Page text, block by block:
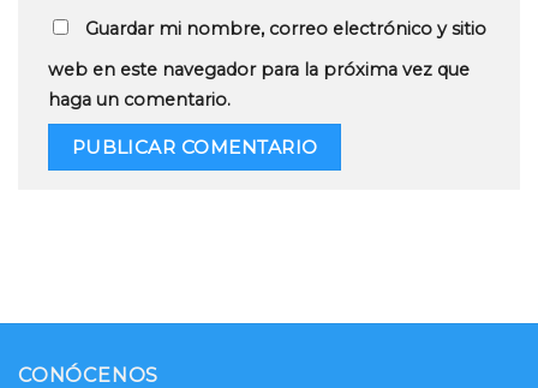
Guardar mi nombre, correo electrónico y sitio
web en este navegador para la próxima vez que
haga un comentario.
CONÓCENOS